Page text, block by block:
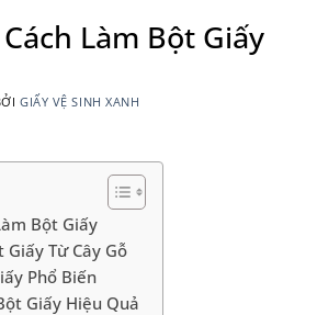
Làm Bột Giấy
GIẤY VỆ SINH XANH
Bột Giấy
Từ Cây Gỗ
Phổ Biến
Giấy Hiệu Quả